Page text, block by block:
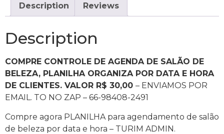
Description Reviews
Description
COMPRE CONTROLE DE AGENDA DE SALÃO DE
BELEZA, PLANILHA ORGANIZA POR DATA E HORA
DE CLIENTES. VALOR R$ 30,00 – ENVIAMOS POR
EMAIL. TO NO ZAP – 66-98408-2491
Compre agora PLANILHA para agendamento de salão
de beleza por data e hora – TURIM ADMIN.